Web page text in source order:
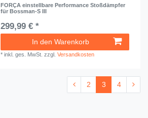
FORÇA einstellbare Performance Stoßdämpfer
für Bossman-S III
299,99 € *
In den Warenkorb
*inkl. ges. MwSt. zzgl.Versandkosten
2 3 4